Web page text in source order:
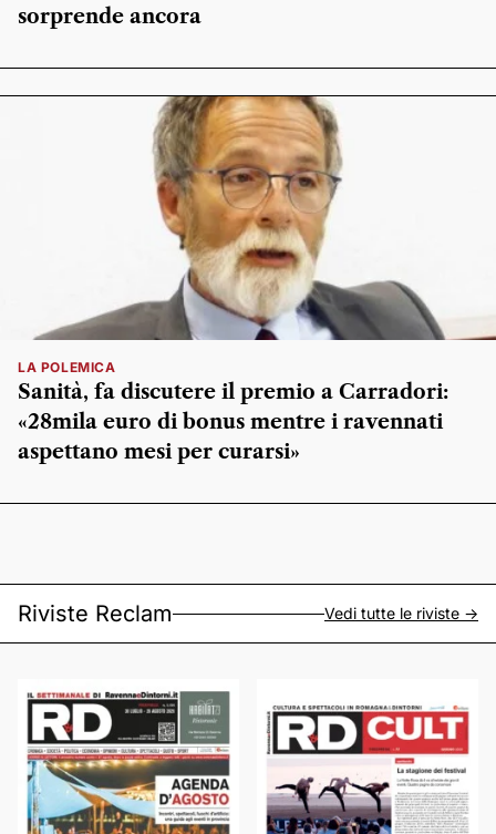
sorprende ancora
LA POLEMICA
Sanità, fa discutere il premio a Carradori:
«28mila euro di bonus mentre i ravennati
aspettano mesi per curarsi»
Riviste Reclam Vedi tutte le riviste ->